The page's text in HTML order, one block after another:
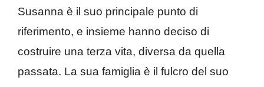
Susanna è il suo principale punto di
riferimento, e insieme hanno deciso di
costruire una terza vita, diversa da quella
passata. La sua famiglia è il fulcro del suo